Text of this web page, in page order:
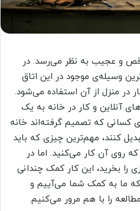
و عجیب به نظر می‌رسد. در
وسیله‌ی موجود در این اتاق
در منزل از آن استفاده می‌شود.
آنلاین و کار در خانه به یک
کسانی که تصمیم گرفته‌اند خانه
کنند، مهم‌ترین چیزی که باید
روی آن کار می‌کنید. اما در
را بخرید، این کار کمک چندانی
ما به کمک شما می‌آییم و
را با هم مرور می‌کنیم.